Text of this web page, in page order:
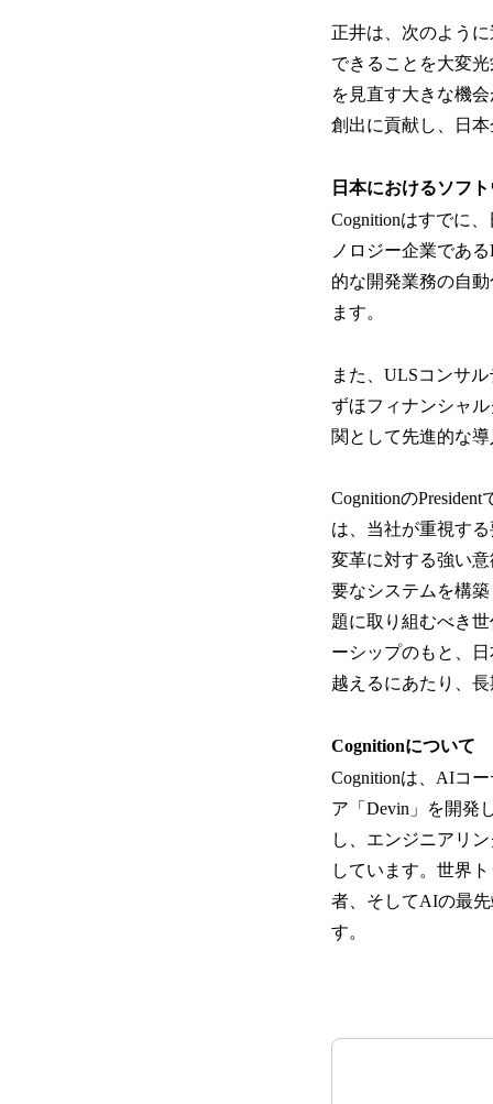
正井は、次のよう
できることを大変
を見直す大きな機
創出に貢献し、日
日本におけるソフ
Cognitionはすでに
ノロジー企業であ
的な開発業務の自
ます。
また、ULSコンサ
ずほフィナンシャ
関として先進的な
Cognitionの
は、当社が重視す
変革に対する強い
要なシステムを構
題に取り組むべき
ーシップのもと、
越えるにあたり、
Cognitionについて
Cognitionは、AIコ
ア「Devin」を開発
し、エンジニアリ
しています。世界
者、そしてAIの最
す。